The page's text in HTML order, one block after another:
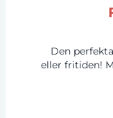
Den
eller fritiden!